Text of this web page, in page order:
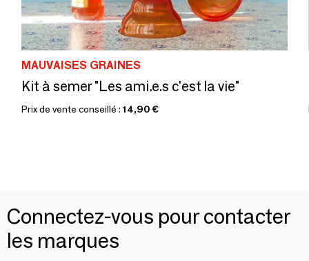
MAUVAISES GRAINES
Kit à semer "Les ami.e.s c'est la vie"
Prix de vente conseillé : 14,90 €
Connectez-vous pour contacter
les marques